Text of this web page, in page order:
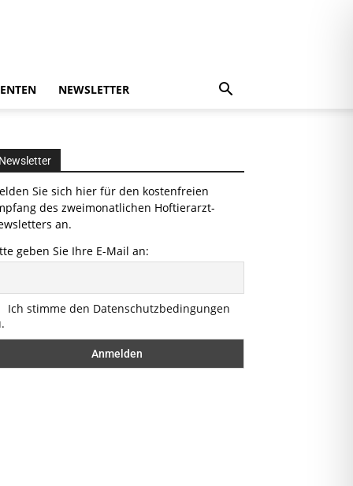
NEWSLETTER
Sie sich hier für den kostenfreien
des zweimonatlichen Hoftierarzt-
an.
geben Sie Ihre E-Mail an:
Ich stimme den Datenschutzbedingungen